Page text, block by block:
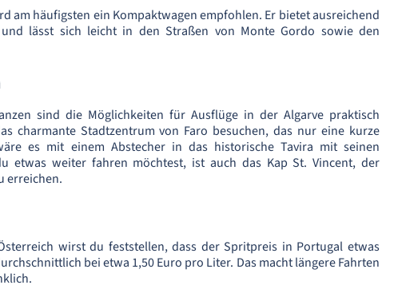
am häufigsten ein Kompaktwagen empfohlen. Er bietet ausreichend
lässt sich leicht in den Straßen von Monte Gordo sowie den
sind die Möglichkeiten für Ausflüge in der Algarve praktisch
charmante Stadtzentrum von Faro besuchen, das nur eine kurze
es mit einem Abstecher in das historische Tavira mit seinen
etwas weiter fahren möchtest, ist auch das Kap St. Vincent, der
erreichen.
wirst du feststellen, dass der Spritpreis in Portugal etwas
bei etwa 1,50 Euro pro Liter. Das macht längere Fahrten